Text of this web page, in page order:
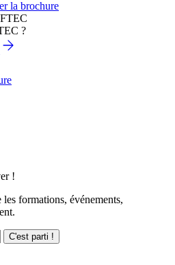
la brochure
?
!
les formations, événements,
C'est parti !